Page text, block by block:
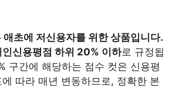
애초에 저신용자를 위한 상품입니다.
인신용평점 하위 20% 이하로 규정됩
구간에 해당하는 점수 컷은 신용평
따라 매년 변동하므로, 정확한 본